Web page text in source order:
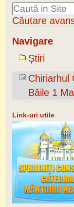
Căutare
Navigare
Știri
Chiriarhul
Băile 1
Link-uri utile